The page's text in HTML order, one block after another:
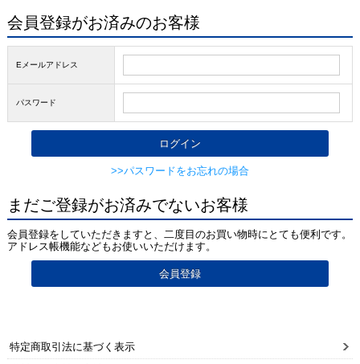
会員登録がお済みのお客様
Eメールアドレス
パスワード
>>パスワードをお忘れの場合
まだご登録がお済みでないお客様
会員登録をしていただきますと、二度目のお買い物時にとても便利です。
アドレス帳機能などもお使いいただけます。
特定商取引法に基づく表示